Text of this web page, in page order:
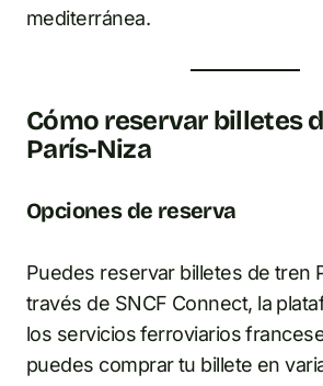
mediterránea.
Cómo reservar billetes
París-Niza
Opciones de reserva
Puedes reservar billetes de tren
través de SNCF Connect, la
los servicios ferroviarios
puedes comprar tu billete en